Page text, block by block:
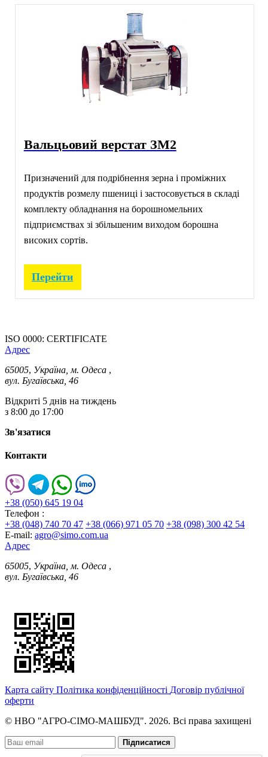
Вальцьовий верстат ЗМ2
Призначений для подрібнення зерна і проміжних
продуктів розмелу пшениці і застосовується в складі
комплекту обладнання на борошномельних
підприємствах зі збільшеним виходом борошна
високих сортів.
Перейти
ISO 0000: CERTIFICATE
Адрес
65005, Україна, м. Одеса ,
вул. Бугаївська, 46
Відкриті 5 днів на тиждень
з 8:00 до 17:00
Зв'язатися
Контакти
+38 (050) 645 19 04
Телефон :
+38 (048) 740 70 47 +38 (066) 971 05 70 +38 (098) 300 42 54
E-mail: agro@simo.com.ua
Адрес
65005, Україна, м. Одеса ,
вул. Бугаївська, 46
Карта сайту Політика конфіденційності Договір публічної
оферти
© НВО "АГРО-СІМО-МАШБУД". 2026. Всі права захищені
Підписатися